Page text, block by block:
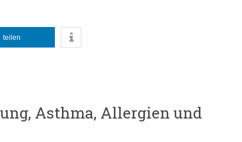
teilen
Asthma, Allergien und